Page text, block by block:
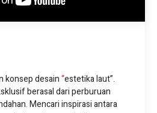
konsep desain“estetika laut”.
berasal dari perburuan
.Mencari inspirasi antara